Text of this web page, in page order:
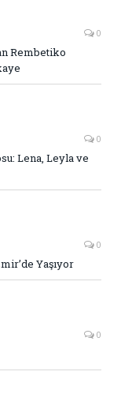
0
Rembetiko
0
Lena, Leyla ve
0
Yaşıyor
0